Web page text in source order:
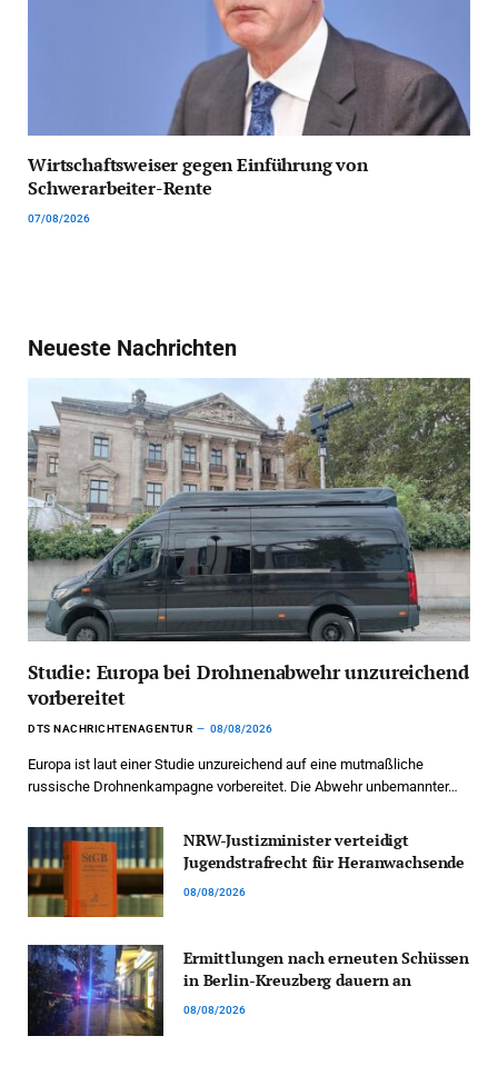
Wirtschaftsweiser gegen Einführung von
Schwerarbeiter-Rente
07/08/2026
Neueste Nachrichten
Studie: Europa bei Drohnenabwehr unzureichend
vorbereitet
DTS NACHRICHTENAGENTUR 08/08/2026
Europa ist laut einer Studie unzureichend auf eine mutmaßliche
russische Drohnenkampagne vorbereitet. Die Abwehr unbemannter…
NRW-Justizminister verteidigt
Jugendstrafrecht für Heranwachsende
08/08/2026
Ermittlungen nach erneuten Schüssen
in Berlin-Kreuzberg dauern an
08/08/2026